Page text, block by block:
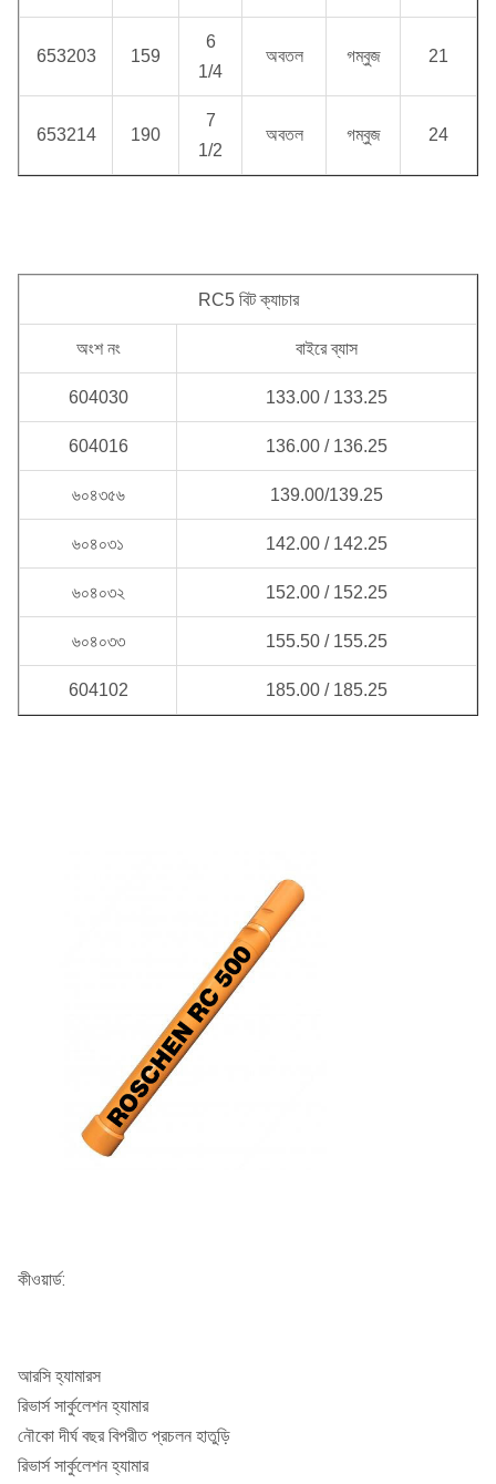
653203 159
6
1/4
অবতল গম্বুজ 21
653214 190
7
1/2
অবতল গম্বুজ 24
RC5 বিট ক্যাচার
অংশ নং বাইরে ব্যাস
604030 133.00 / 133.25
604016 136.00 / 136.25
৬০৪৩৫৬ 139.00/139.25
৬০৪০৩১ 142.00 / 142.25
৬০৪০৩২ 152.00 / 152.25
৬০৪০৩৩ 155.50 / 155.25
604102 185.00 / 185.25
কীওয়ার্ড:
আরসি হ্যামারস
রিভার্স সার্কুলেশন হ্যামার
নৌকো দীর্ঘ বছর বিপরীত প্রচলন হাতুড়ি
রিভার্স সার্কুলেশন হ্যামার